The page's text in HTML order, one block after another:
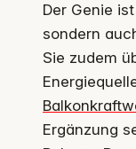
Der Genie
sondern
Sie zudem
Ergänzung